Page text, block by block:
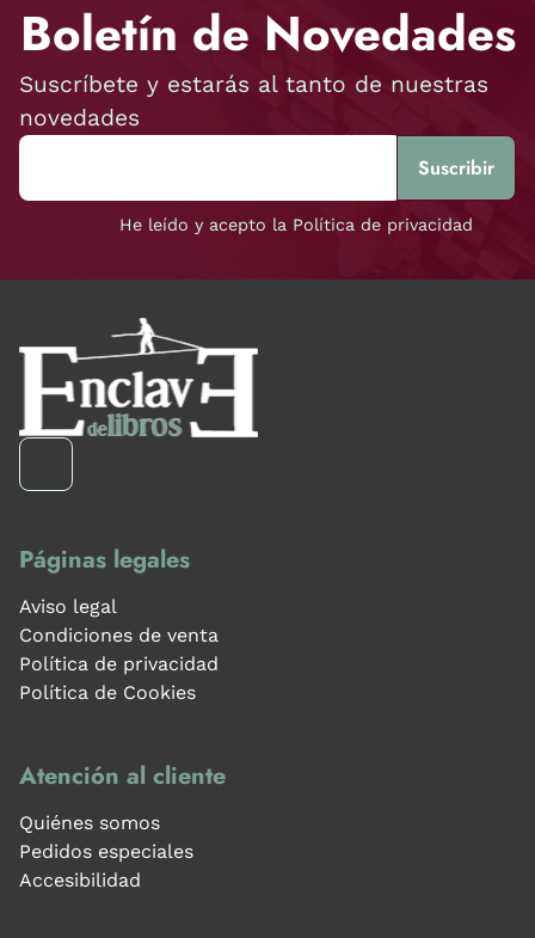
Boletín de Novedades
Suscríbete y estarás al tanto de nuestras
novedades
He leído y acepto la Política de privacidad
Páginas legales
Aviso legal
Condiciones de venta
Política de privacidad
Política de Cookies
Atención al cliente
Quiénes somos
Pedidos especiales
Accesibilidad